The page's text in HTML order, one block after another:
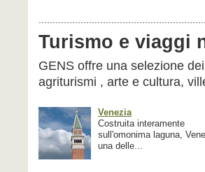
Turismo e viaggi
GENS offre una selezione
agriturismi , arte e cultura,
Venezia
Costruita interamente
sull'omonima laguna,
una delle...